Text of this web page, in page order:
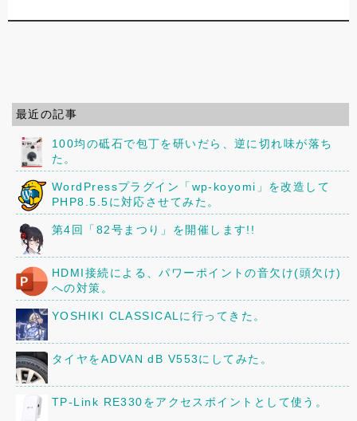
最近の記事
100均の砥石で包丁を研いだら、逆に切れ味が落ち
た。
WordPressプラグイン「wp-koyomi」を改造して
PHP8.5.5に対応させてみた。
第4回「82号まつり」を開催します!!
HDMI接続による、パワーポイントの音欠け(頭欠け)
への対策。
YOSHIKI CLASSICALに行ってきた。
タイヤをADVAN dB V553にしてみた。
TP-Link RE330をアクセスポイントとして使う。